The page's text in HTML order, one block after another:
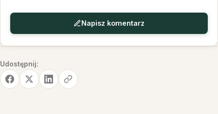
Napisz komentarz
Udostępnij: